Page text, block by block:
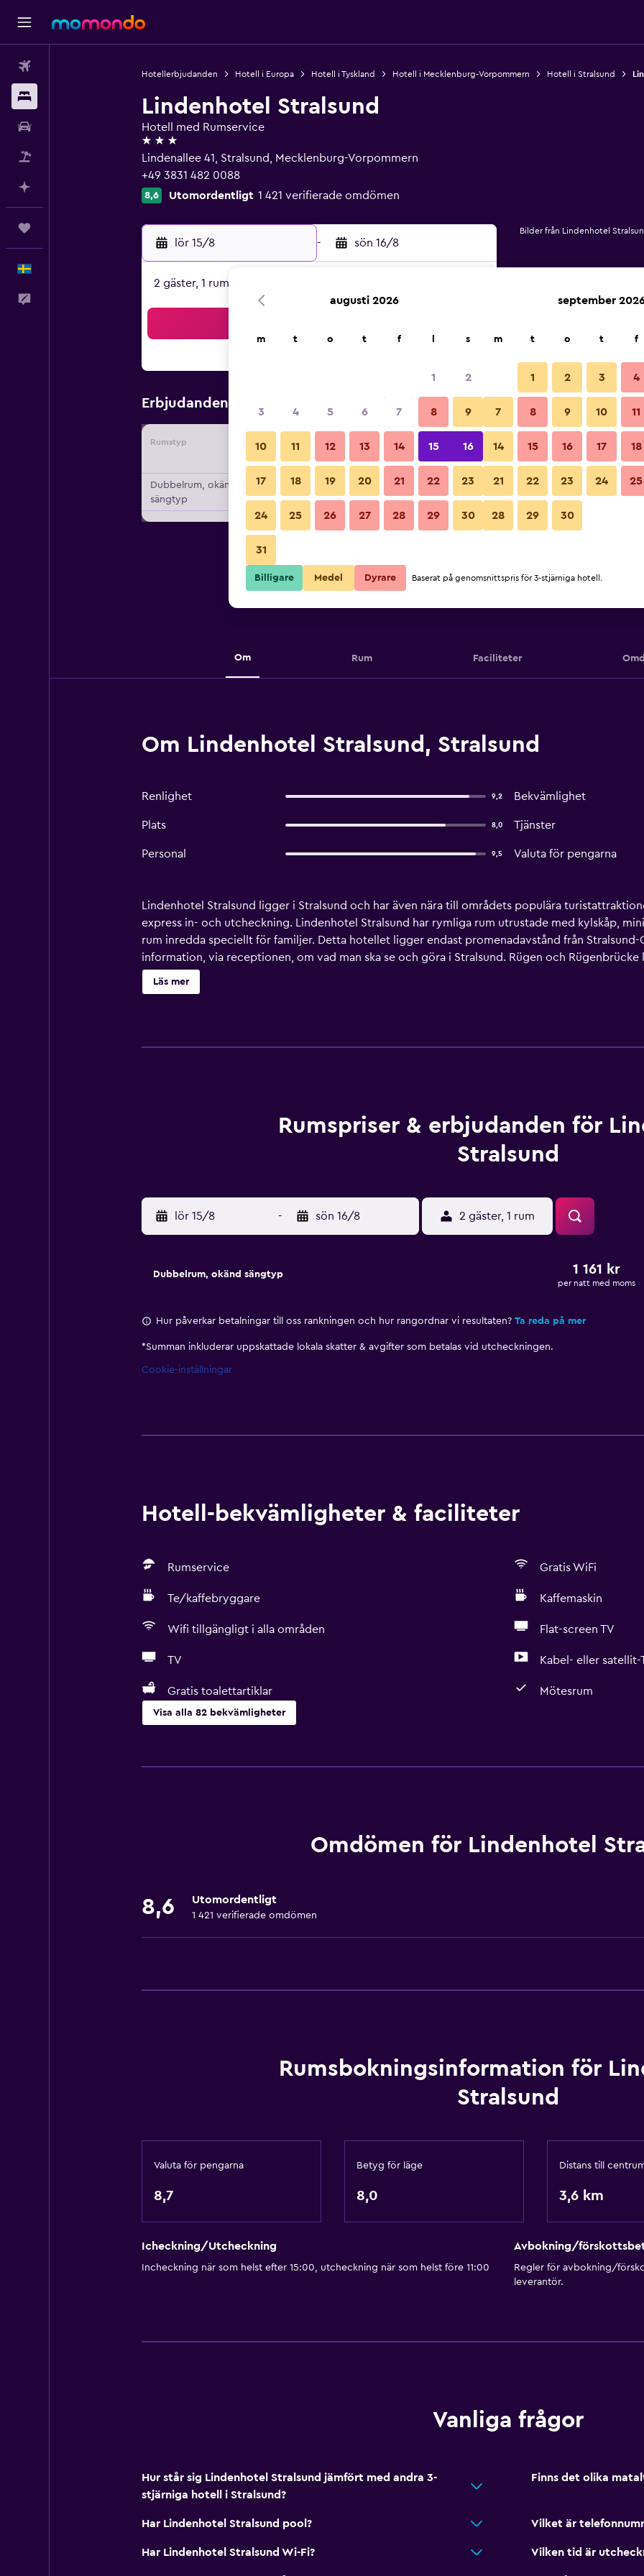
Hotellerbjudanden Hotell i Europa Hotell i Tyskland Hotell i Mecklenburg-Vorpommern Hotell i Stralsund
Lindenhotel Stralsund
Hotell med Rumservice
3 stjärnor
Lindenallee 41, Stralsund, Mecklenburg-Vorpommern
+49 3831 482 0088
8,6 Utomordentligt 1 421 verifierade omdömen
lör 15/8 - sön 16/8
2 gäster, 1 rum
Erbjudanden från Billigaste Pris per natt
Rumstyp Leverantör
Per natt
Dubbelrum, okänd
sängtyp
1 161 kr Visa erbjudande
Bilder från Lindenhotel
Om Rum Faciliteter
Om Lindenhotel Stralsund, Stralsund
Renlighet 9,2 Bekvämlighet
Plats 8,0 Tjänster
Personal 9,5 Valuta för pengarna
Lindenhotel Stralsund ligger i Stralsund och har även nära till områdets populära
express in- och utcheckning. Lindenhotel Stralsund har rymliga rum utrustade med kylskåp,
rum inredda speciellt för familjer. Detta hotellet ligger endast promenadavstånd från Stralsund-
information, via receptionen, om vad man ska se och göra i Stralsund. Rügen och Rügenbrücke
Läs mer
Rumspriser & erbjudanden för
Stralsund
lör 15/8 - sön 16/8 2 gäster, 1 rum
Dubbelrum, okänd sängtyp 1 161 kr
per natt med moms
Hur påverkar betalningar till oss rankningen och hur rangordnar vi resultaten? Ta reda på mer
*Summan inkluderar uppskattade lokala skatter & avgifter som betalas vid utcheckningen.
Cookie-inställningar
Hotell-bekvämligheter & faciliteter
Rumservice Gratis WiFi
Te/kaffebryggare Kaffemaskin
Wifi tillgängligt i alla områden Flat-screen TV
TV Kabel- eller satellit-
Gratis toalettartiklar Mötesrum
Visa alla 82 bekvämligheter
Vinglas
Te/kaffebryggare
Gratis WiFi
Sängkläder
Rumservice
Utflyktsdisk
Nyckelåtkomst
Expressutcheckning
Tillgänglighet och
Allergivänliga rum
Rökningsområden
Privat ingång
Heltäckningsmatta
Hälsa och säkerhet
Övervakningskameror utanför boendet
Utomhusleksaker för
Omdömen för Lindenhotel
8,6 Utomordentligt
1 421 verifierade omdömen
Rumsbokningsinformation för
Stralsund
Valuta för pengarna
8,7
Betyg för läge
8,0
Distans till
3,6 km
Icheckning/Utcheckning
Incheckning när som helst efter 15:00, utcheckning när som helst före 11:00
Avbokning/
Regler för avbokning/
leverantör.
Vanliga frågor
Hur står sig Lindenhotel Stralsund jämfört med andra 3-
stjärniga hotell i Stralsund?
Finns det olika
Har Lindenhotel Stralsund pool? Vilket är
Har Lindenhotel Stralsund Wi-Fi? Vilken tid är
augusti 2026
m t o t f s
1 2
3 4 5 6 7 8 9
10 11 12 13 14 15 16
17 18 19 20 21 22 23
24 25 26 27 28 29 30
31
september
m t o t f
1 2 3 4
7 8 9 10 11
14 15 16 17 18
21 22 23 24 25
28 29 30
Billigare Medel Dyrare Baserat på genomsnittspris för 3-stjärniga hotell.